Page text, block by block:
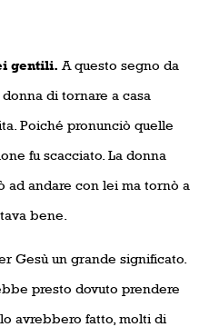
gentili. A questo segno da
di tornare a casa
Poiché pronunciò quelle
fu scacciato. La donna
andare con lei ma tornò a
bene.
Gesù un grande significato.
presto dovuto prendere
avrebbero fatto, molti di